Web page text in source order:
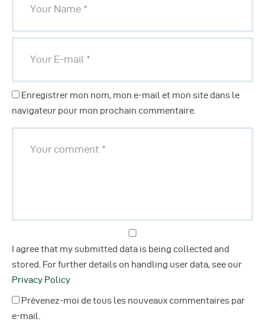
Enregistrer mon nom, mon e-mail et mon site dans le
navigateur pour mon prochain commentaire.
I agree that my submitted data is being collected and
stored. For further details on handling user data, see our
Privacy Policy
Prévenez-moi de tous les nouveaux commentaires par
e-mail.